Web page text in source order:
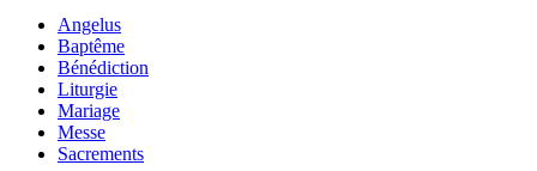
Angelus
Baptême
Bénédiction
Liturgie
Mariage
Messe
Sacrements